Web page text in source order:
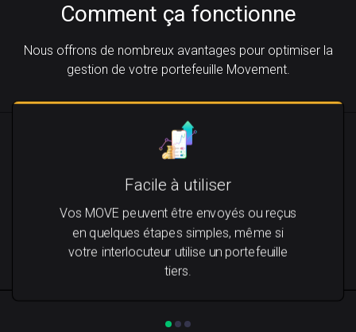
Comment ça fonctionne
Nous offrons de nombreux avantages pour optimiser la
gestion de votre portefeuille Movement.
Facile à utiliser
Vos MOVE peuvent être envoyés ou reçus
en quelques étapes simples, même si
votre interlocuteur utilise un portefeuille
tiers.